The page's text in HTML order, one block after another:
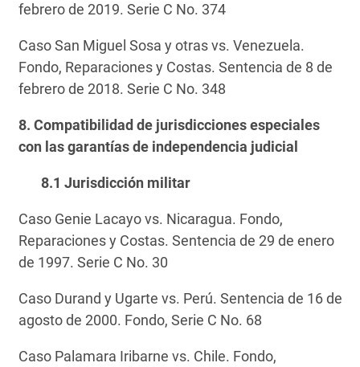
febrero de 2019. Serie C No. 374
Caso San Miguel Sosa y otras vs. Venezuela.
Fondo, Reparaciones y Costas. Sentencia de 8 de
febrero de 2018. Serie C No. 348
8. Compatibilidad de jurisdicciones especiales
con las garantías de independencia judicial
8.1 Jurisdicción militar
Caso Genie Lacayo vs. Nicaragua. Fondo,
Reparaciones y Costas. Sentencia de 29 de enero
de 1997. Serie C No. 30
Caso Durand y Ugarte vs. Perú. Sentencia de 16 de
agosto de 2000. Fondo, Serie C No. 68
Caso Palamara Iribarne vs. Chile. Fondo,